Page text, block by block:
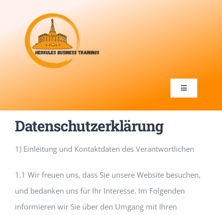
springen
Toggle
Navigation
Training
Kundenportal
Datenschutzerklärung
1) Einleitung und Kontaktdaten des Verantwortlichen
1.1 Wir freuen uns, dass Sie unsere Website besuchen,
und bedanken uns für Ihr Interesse. Im Folgenden
informieren wir Sie über den Umgang mit Ihren